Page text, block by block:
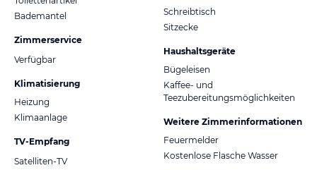
Bademantel
Zimmerservice
Verfügbar
Klimatisierung
Heizung
Klimaanlage
TV-Empfang
Satelliten-TV
Schreibtisch
Sitzecke
Haushaltsgeräte
Bügeleisen
Kaffee- und
Teezubereitungsmöglichkeiten
Weitere Zimmerinformationen
Feuermelder
Kostenlose Flasche Wasser